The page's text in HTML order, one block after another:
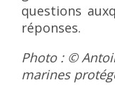
questions
réponses.
Photo : ©
marines